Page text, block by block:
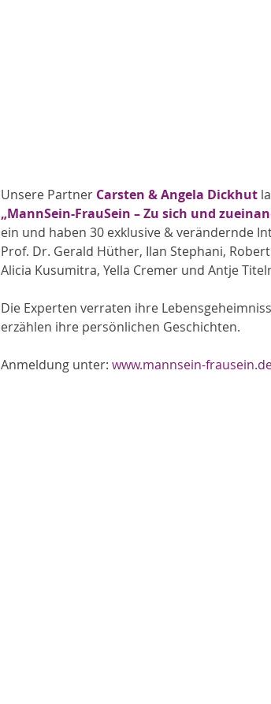
Unsere Partner Carsten & Angela Dickhut
„MannSein-FrauSein – Zu sich und
ein und haben 30 exklusive & verändernde
Prof. Dr. Gerald Hüther, Ilan Stephani,
Alicia Kusumitra, Yella Cremer und Antje
Die Experten verraten ihre
erzählen ihre persönlichen Geschichten.
Anmeldung unter: www.mannsein-